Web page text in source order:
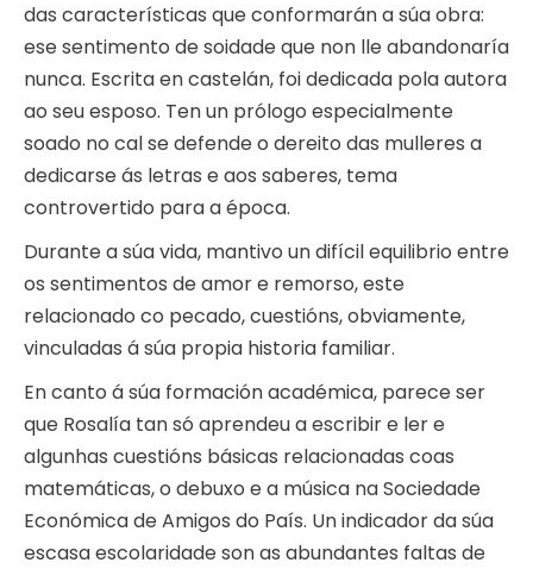
das características que conformarán a súa obra:
ese sentimento de soidade que non lle abandonaría
nunca. Escrita en castelán, foi dedicada pola autora
ao seu esposo. Ten un prólogo especialmente
soado no cal se defende o dereito das mulleres a
dedicarse ás letras e aos saberes, tema
controvertido para a época.
Durante a súa vida, mantivo un difícil equilibrio entre
os sentimentos de amor e remorso, este
relacionado co pecado, cuestións, obviamente,
vinculadas á súa propia historia familiar.
En canto á súa formación académica, parece ser
que Rosalía tan só aprendeu a escribir e ler e
algunhas cuestións básicas relacionadas coas
matemáticas, o debuxo e a música na Sociedade
Económica de Amigos do País. Un indicador da súa
escasa escolaridade son as abundantes faltas de